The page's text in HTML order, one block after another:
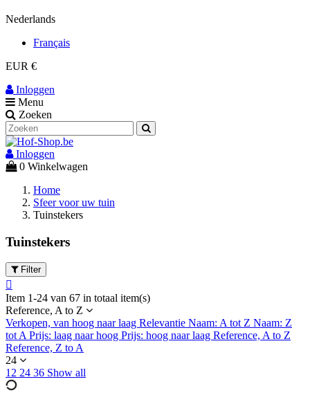
Nederlands
Français
EUR €
Inloggen
Menu
Zoeken
Inloggen
0 Winkelwagen
Home
Sfeer voor uw tuin
Tuinstekers
Tuinstekers
Filter
Item 1-24 van 67 in totaal item(s)
Reference, A to Z
Verkopen, van hoog naar laag Relevantie Naam: A tot Z Naam: Z
tot APrijs: laag naar hoog Prijs: hoog naar laag Reference, A to Z
Reference, Z to A
24
12 24 36 Show all